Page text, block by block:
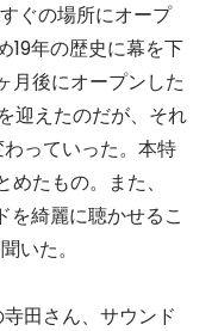
ぐの場所にオープ
19年の歴史に幕を下
月後にオープンした
迎えたのだが、それ
っていった。本特
たもの。また、
を綺麗に聴かせるこ
いた。
田さん、サウンド